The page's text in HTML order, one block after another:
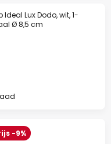
Lux Dodo, wit, 1-
Ø 8,5 cm
-9%